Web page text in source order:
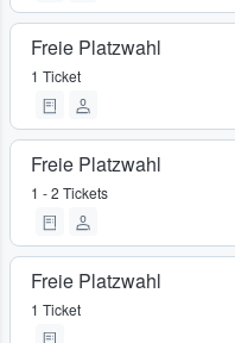
Freie Platzwahl
1 Ticket
Freie Platzwahl
1 - 2 Tickets
Freie Platzwahl
1 Ticket